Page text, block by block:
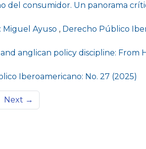
del consumidor. Un panorama
Miguel Ayuso , Derecho Público
anglican policy discipline: From
Iberoamericano: No. 27 (2025)
Next →